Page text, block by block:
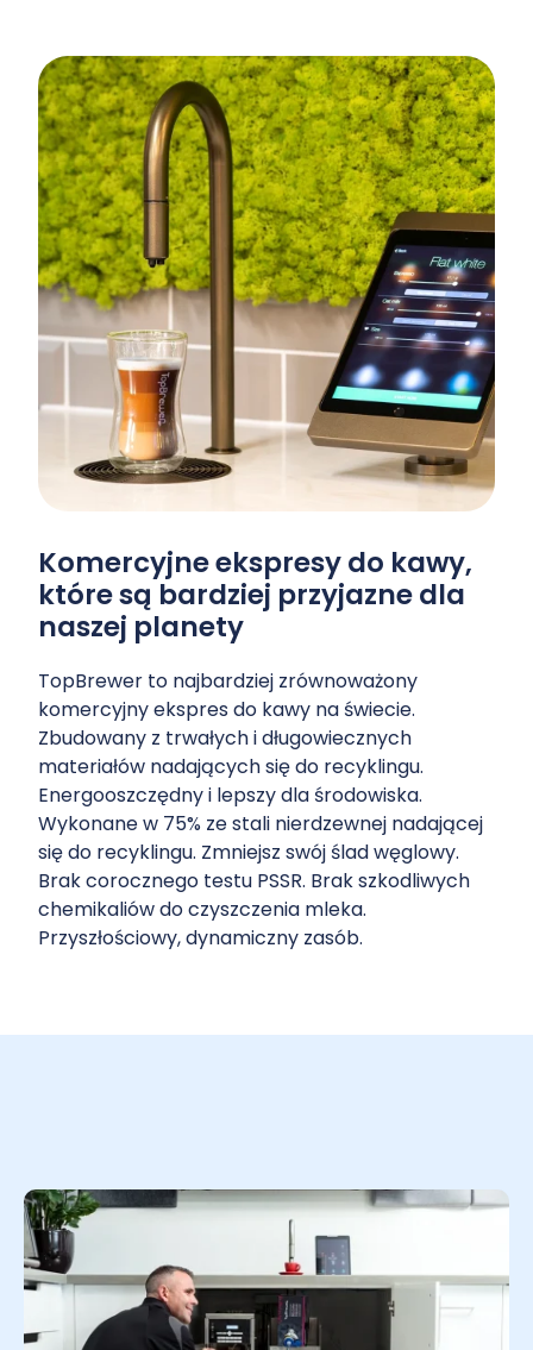
Komercyjne ekspresy do kawy,
które są bardziej przyjazne dla
naszej planety
TopBrewer to najbardziej zrównoważony
komercyjny ekspres do kawy na świecie.
Zbudowany z trwałych i długowiecznych
materiałów nadających się do recyklingu.
Energooszczędny i lepszy dla środowiska.
Wykonane w 75% ze stali nierdzewnej nadającej
się do recyklingu. Zmniejsz swój ślad węglowy.
Brak corocznego testu PSSR. Brak szkodliwych
chemikaliów do czyszczenia mleka.
Przyszłościowy, dynamiczny zasób.